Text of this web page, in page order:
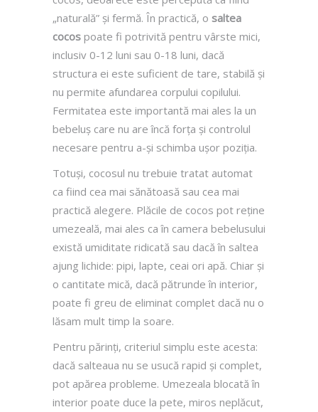
„naturală” și fermă. În practică, o saltea
cocos poate fi potrivită pentru vârste mici,
inclusiv 0-12 luni sau 0-18 luni, dacă
structura ei este suficient de tare, stabilă și
nu permite afundarea corpului copilului.
Fermitatea este importantă mai ales la un
bebeluș care nu are încă forța și controlul
necesare pentru a-și schimba ușor poziția.
Totuși, cocosul nu trebuie tratat automat
ca fiind cea mai sănătoasă sau cea mai
practică alegere. Plăcile de cocos pot reține
umezeală, mai ales ca în camera bebelusului
există umiditate ridicată sau dacă în saltea
ajung lichide: pipi, lapte, ceai ori apă. Chiar și
o cantitate mică, dacă pătrunde în interior,
poate fi greu de eliminat complet dacă nu o
lăsam mult timp la soare.
Pentru părinți, criteriul simplu este acesta:
dacă salteaua nu se usucă rapid și complet,
pot apărea probleme. Umezeala blocată în
interior poate duce la pete, miros neplăcut,